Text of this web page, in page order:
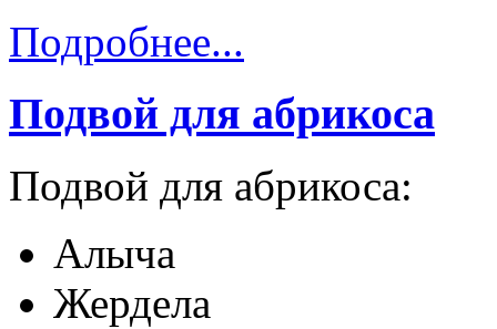
Подробнее...
Подвой для абрикоса
Подвой для абрикоса:
Алыча
Жердела